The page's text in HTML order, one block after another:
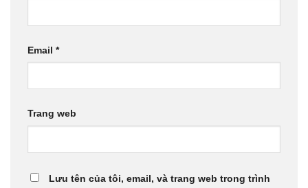
Email *
Trang web
Lưu tên của tôi, email, và trang web trong trình